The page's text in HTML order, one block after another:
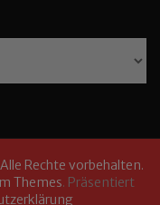
Alle Rechte vorbehalten.
Themes. Präsentiert